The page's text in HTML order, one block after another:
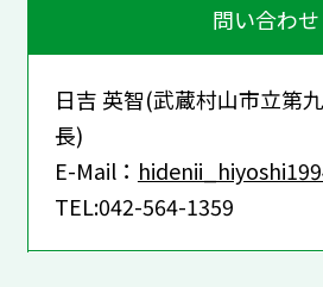
問い合わせ
日吉 英智(武蔵村山市立第
長)
E-Mail：
TEL:042-564-1359